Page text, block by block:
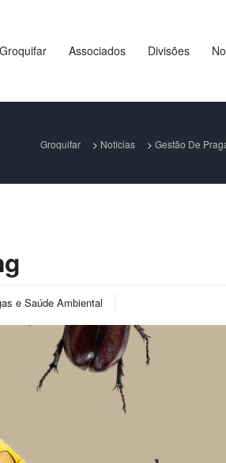
Associados Divisões
Groquifar > Notícias > Gestão De
e Saúde Ambiental